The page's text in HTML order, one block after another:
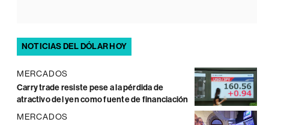
NOTICIAS DEL DÓLAR HOY
MERCADOS
Carry trade resiste pese a la pérdida de
atractivo del yen como fuente de financiación
MERCADOS